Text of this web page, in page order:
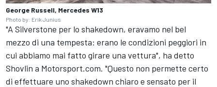
George Russell, Mercedes W13
Photo by: Erik Junius
"A Silverstone per lo shakedown, eravamo nel bel
mezzo di una tempesta: erano le condizioni peggiori in
cui abbiamo mai fatto girare una vettura", ha detto
Shovlin a Motorsport.com. "Questo non permette certo
di effettuare uno shakedown chiaro e sensato per il